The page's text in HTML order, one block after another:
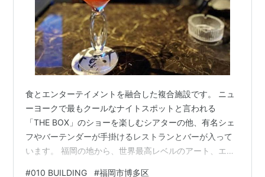
食とエンターテイメントを融合した複合施設です。 ニュ
ーヨークで最もクールなナイトスポットと言われる
「THE BOX」のショーを楽しむシアターの他、有名シェ
フやバーテンダーが手掛けるレストランとバーが入って
います。 福岡の地から、世界最高レベルのアート、エン
#010 BUILDING #福岡市博多区